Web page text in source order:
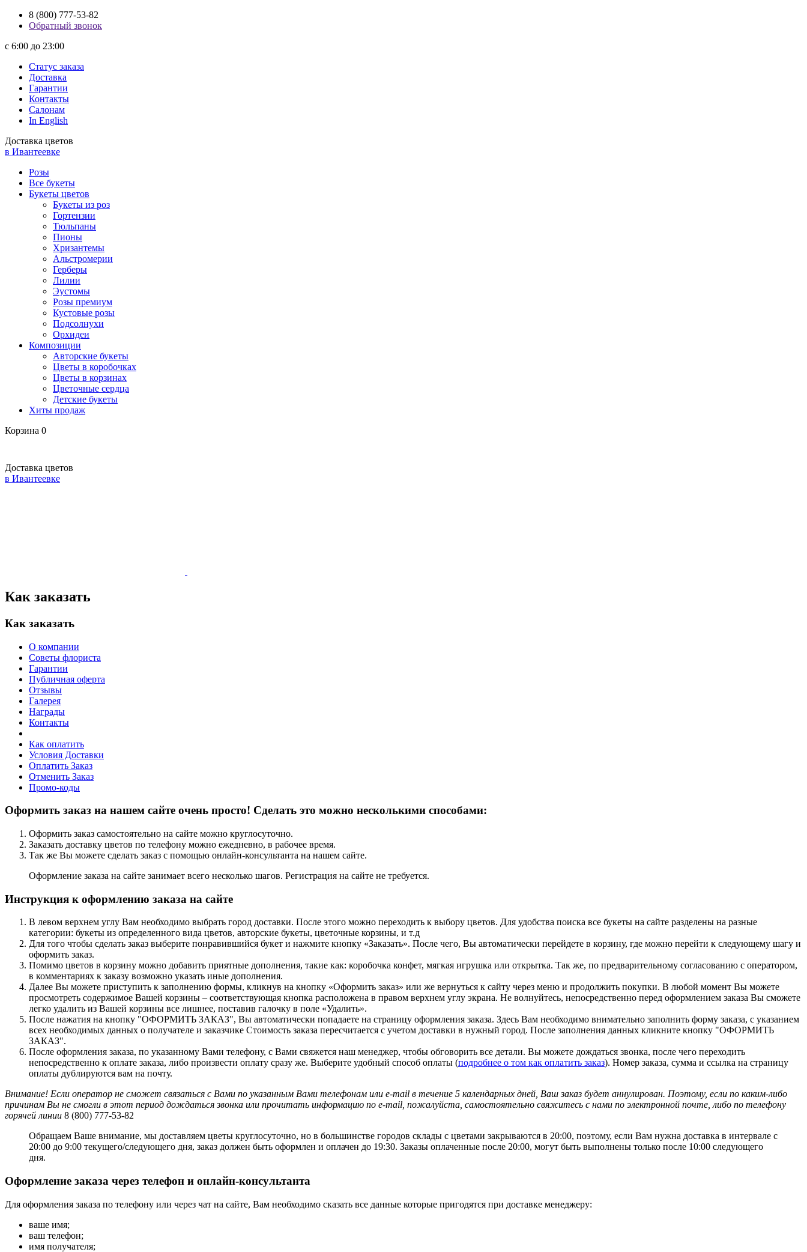
8 (800) 777-53-82
Обратный звонок
с 6:00 до 23:00
Статус заказа
Доставка
Гарантии
Контакты
Салонам
In English
Доставка цветов
в Ивантеевке
Розы
Все букеты
Букеты цветов
Букеты из роз
Гортензии
Тюльпаны
Пионы
Хризантемы
Альстромерии
Герберы
Лилии
Эустомы
Розы премиум
Кустовые розы
Подсолнухи
Орхидеи
Композиции
Авторские букеты
Цветы в коробочках
Цветы в корзинах
Цветочные сердца
Детские букеты
Хиты продаж
Корзина 0
Доставка цветов
в Ивантеевке
Как заказать
Как заказать
О компании
Советы флориста
Гарантии
Публичная оферта
Отзывы
Галерея
Награды
Контакты
Как оплатить
Условия Доставки
Оплатить Заказ
Отменить Заказ
Промо-коды
Оформить заказ на нашем сайте очень просто! Сделать это можно несколькими способами:
Оформить заказ самостоятельно на сайте можно круглосуточно.
Заказать доставку цветов по телефону можно ежедневно, в рабочее время.
Так же Вы можете сделать заказ с помощью онлайн-консультанта на нашем сайте.
Оформление заказа на сайте занимает всего несколько шагов. Регистрация на сайте не требуется.
Инструкция к оформлению заказа на сайте
В левом верхнем углу Вам необходимо выбрать город доставки. После этого можно переходить к выбору цветов. Для удобства поиска все букеты на сайте разделены на разные
категории: букеты из определенного вида цветов, авторские букеты, цветочные корзины, и т.д
Для того чтобы сделать заказ выберите понравившийся букет и нажмите кнопку «Заказать». После чего, Вы автоматически перейдете в корзину, где можно перейти к следующему шагу и
оформить заказ.
Помимо цветов в корзину можно добавить приятные дополнения, такие как: коробочка конфет, мягкая игрушка или открытка. Так же, по предварительному согласованию с оператором,
в комментариях к заказу возможно указать иные дополнения.
Далее Вы можете приступить к заполнению формы, кликнув на кнопку «Оформить заказ» или же вернуться к сайту через меню и продолжить покупки. В любой момент Вы можете
просмотреть содержимое Вашей корзины – соответствующая кнопка расположена в правом верхнем углу экрана. Не волнуйтесь, непосредственно перед оформлением заказа Вы сможете
легко удалить из Вашей корзины все лишнее, поставив галочку в поле «Удалить».
После нажатия на кнопку "ОФОРМИТЬ ЗАКАЗ", Вы автоматически попадаете на страницу оформления заказа. Здесь Вам необходимо внимательно заполнить форму заказа, с указанием
всех необходимых данных о получателе и заказчике Стоимость заказа пересчитается с учетом доставки в нужный город. После заполнения данных кликните кнопку "ОФОРМИТЬ
ЗАКАЗ".
После оформления заказа, по указанному Вами телефону, с Вами свяжется наш менеджер, чтобы обговорить все детали. Вы можете дождаться звонка, после чего переходить
непосредственно к оплате заказа, либо произвести оплату сразу же. Выберите удобный способ оплаты (подробнее о том как оплатить заказ). Номер заказа, сумма и ссылка на страницу
оплаты дублируются вам на почту.
Внимание! Если оператор не сможет связаться с Вами по указанным Вами телефонам или е-mail в течение 5 календарных дней, Ваш заказ будет аннулирован. Поэтому, если по каким-либо
причинам Вы не смогли в этот период дождаться звонка или прочитать информацию по е-mail, пожалуйста, самостоятельно свяжитесь с нами по электронной почте, либо по телефону
горячей линии 8 (800) 777-53-82
Обращаем Ваше внимание, мы доставляем цветы круглосуточно, но в большинстве городов склады с цветами закрываются в 20:00, поэтому, если Вам нужна доставка в интервале с
20:00 до 9:00 текущего/следующего дня, заказ должен быть оформлен и оплачен до 19:30. Заказы оплаченные после 20:00, могут быть выполнены только после 10:00 следующего
дня.
Оформление заказа через телефон и онлайн-консультанта
Для оформления заказа по телефону или через чат на сайте, Вам необходимо сказать все данные которые пригодятся при доставке менеджеру:
ваше имя;
ваш телефон;
имя получателя;